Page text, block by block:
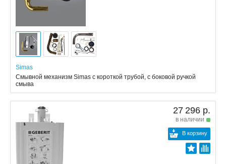
Simas
Смывной механизм Simas с короткой трубой, с боковой ручкой
смыва
27 296 р.
в наличии
В корзину